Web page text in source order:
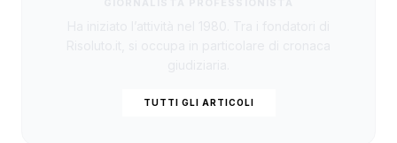
TUTTI GLI ARTICOLI